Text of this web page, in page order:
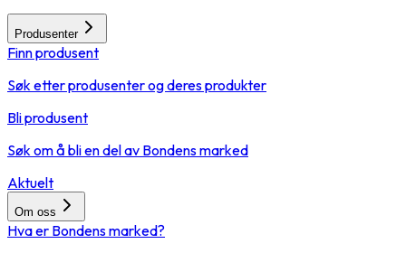
Produsenter
Finn produsent
Søk etter produsenter og deres produkter
Bli produsent
Søk om å bli en del av Bondens marked
Aktuelt
Om oss
Hva er Bondens marked?